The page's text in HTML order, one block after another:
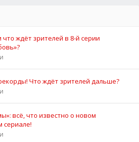
ждёт зрителей в 8-й серии
Что ждёт зрителей дальше?
всё, что известно о новом
сериале!